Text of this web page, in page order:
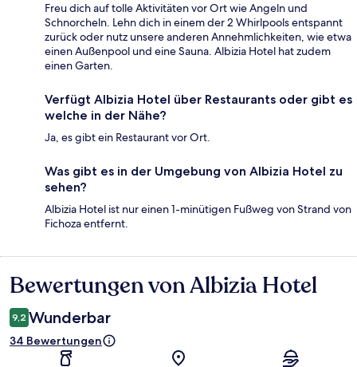
Freu dich auf tolle Aktivitäten vor Ort wie Angeln und
Schnorcheln. Lehn dich in einem der 2 Whirlpools entspannt
zurück oder nutz unsere anderen Annehmlichkeiten, wie etwa
einen Außenpool und eine Sauna. Albizia Hotel hat zudem
einen Garten.
Verfügt Albizia Hotel über Restaurants oder gibt es
welche in der Nähe?
Ja, es gibt ein Restaurant vor Ort.
Was gibt es in der Umgebung von Albizia Hotel zu
sehen?
Albizia Hotel ist nur einen 1-minütigen Fußweg von Strand von
Fichoza entfernt.
Bewertungen
Bewertungen von Albizia Hotel
9,2 Wunderbar
34 Bewertungen